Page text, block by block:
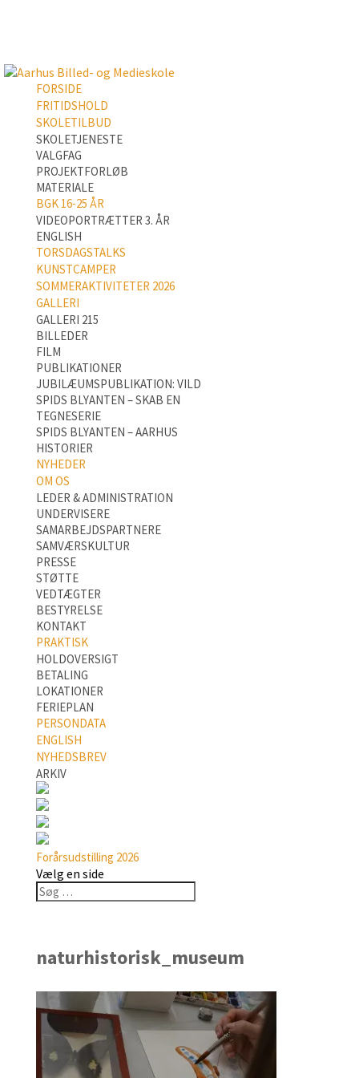
FORSIDE
FRITIDSHOLD
SKOLETILBUD
SKOLETJENESTE
VALGFAG
PROJEKTFORLØB
MATERIALE
BGK 16-25 ÅR
VIDEOPORTRÆTTER 3. ÅR
ENGLISH
TORSDAGSTALKS
KUNSTCAMPER
SOMMERAKTIVITETER 2026
GALLERI
GALLERI 215
BILLEDER
FILM
PUBLIKATIONER
JUBILÆUMSPUBLIKATION: VILD
SPIDS BLYANTEN – SKAB EN
TEGNESERIE
SPIDS BLYANTEN – AARHUS
HISTORIER
NYHEDER
OM OS
LEDER & ADMINISTRATION
UNDERVISERE
SAMARBEJDSPARTNERE
SAMVÆRSKULTUR
PRESSE
STØTTE
VEDTÆGTER
BESTYRELSE
KONTAKT
PRAKTISK
HOLDOVERSIGT
BETALING
LOKATIONER
FERIEPLAN
PERSONDATA
ENGLISH
NYHEDSBREV
ARKIV
Forårsudstilling 2026
Vælg en side
naturhistorisk_museum